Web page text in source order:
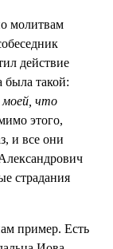
молитвам
действие
была такой:
что
этого,
и все они
страдания
пример. Есть